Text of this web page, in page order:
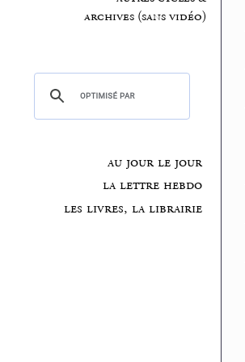
archives (sans vidéo)
au jour le jour
la lettre hebdo
les livres, la librairie